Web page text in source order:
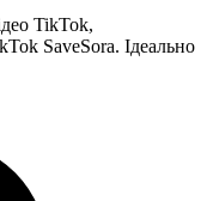
TikTok,
SaveSora. Ідеально